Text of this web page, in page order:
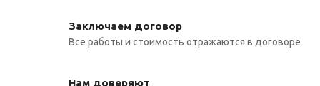
Заключаем договор
Все работы и стоимость отражаются в договоре
Нам доверяют